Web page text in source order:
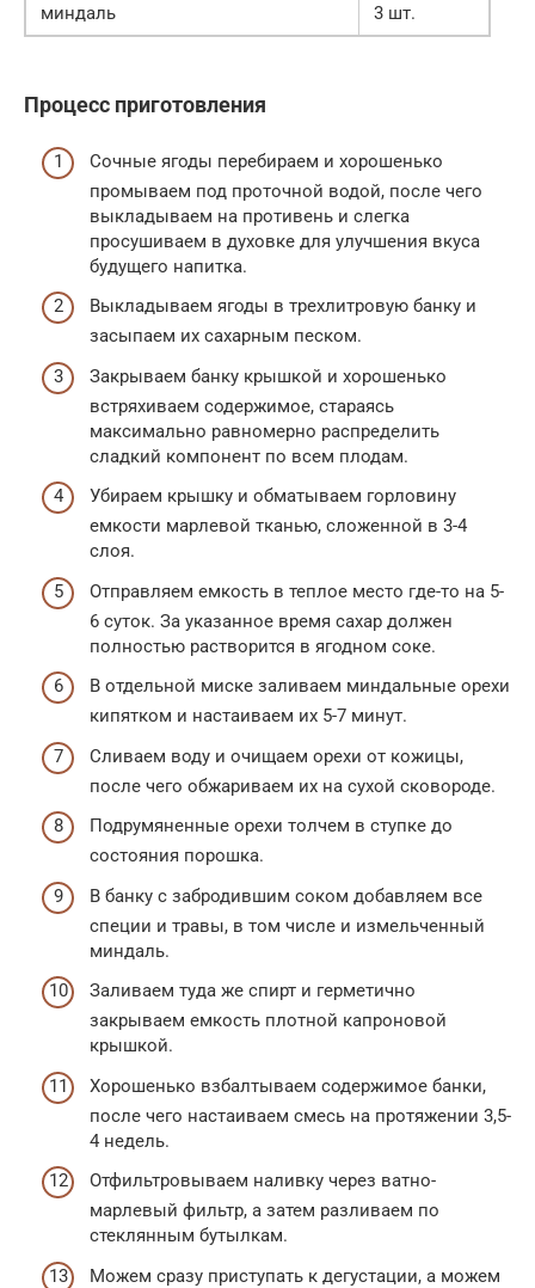
миндаль
3 шт.
Процесс приготовления
Сочные ягоды перебираем и хорошенько
промываем под проточной водой, после чего
выкладываем на противень и слегка
просушиваем в духовке для улучшения вкуса
будущего напитка.
Выкладываем ягоды в трехлитровую банку и
засыпаем их сахарным песком.
Закрываем банку крышкой и хорошенько
встряхиваем содержимое, стараясь
максимально равномерно распределить
сладкий компонент по всем плодам.
Убираем крышку и обматываем горловину
емкости марлевой тканью, сложенной в 3-4
слоя.
Отправляем емкость в теплое место где-то на 5-
6 суток. За указанное время сахар должен
полностью растворится в ягодном соке.
В отдельной миске заливаем миндальные орехи
кипятком и настаиваем их 5-7 минут.
Сливаем воду и очищаем орехи от кожицы,
после чего обжариваем их на сухой сковороде.
Подрумяненные орехи толчем в ступке до
состояния порошка.
В банку с забродившим соком добавляем все
специи и травы, в том числе и измельченный
миндаль.
Заливаем туда же спирт и герметично
закрываем емкость плотной капроновой
крышкой.
Хорошенько взбалтываем содержимое банки,
после чего настаиваем смесь на протяжении 3,5-
4 недель.
Отфильтровываем наливку через ватно-
марлевый фильтр, а затем разливаем по
стеклянным бутылкам.
Можем сразу приступать к дегустации, а можем